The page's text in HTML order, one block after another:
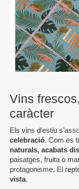
Vins
caràcter
Els vins d’estiu
celebració. Com es
naturals, acabats
paisatges, fruita o
protagonisme. El
vista.